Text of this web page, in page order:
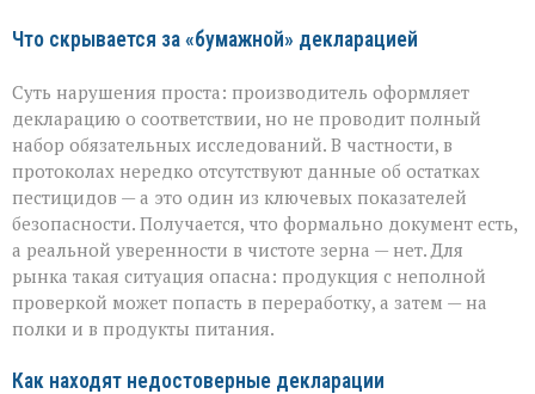
Что скрывается за «бумажной» декларацией
Суть нарушения проста: производитель оформляет
декларацию о соответствии, но не проводит полный
набор обязательных исследований. В частности, в
протоколах нередко отсутствуют данные об остатках
пестицидов — а это один из ключевых показателей
безопасности. Получается, что формально документ есть,
а реальной уверенности в чистоте зерна — нет. Для
рынка такая ситуация опасна: продукция с неполной
проверкой может попасть в переработку, а затем — на
полки и в продукты питания.
Как находят недостоверные декларации